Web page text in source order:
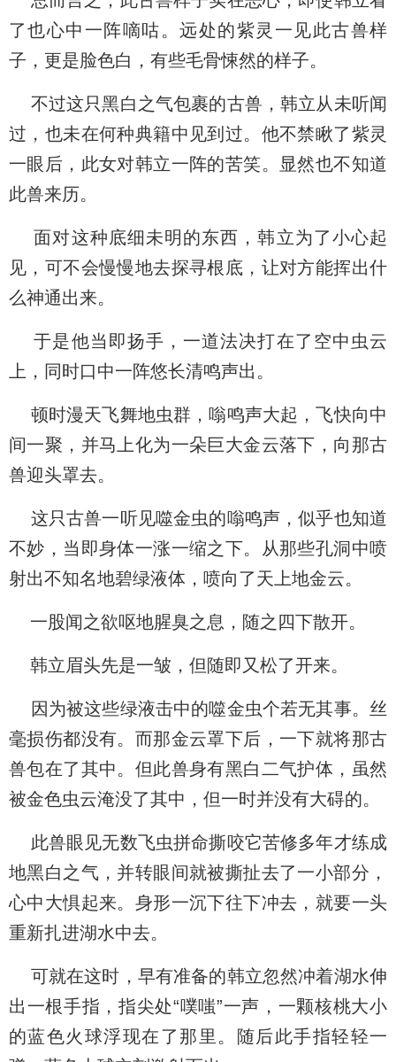
了也心中一阵嘀咕。远处的紫灵一见此古兽样
子，更是脸色白，有些毛骨悚然的样子。
不过这只黑白之气包裹的古兽，韩立从未听闻
过，也未在何种典籍中见到过。他不禁瞅了紫灵
一眼后，此女对韩立一阵的苦笑。显然也不知道
此兽来历。
面对这种底细未明的东西，韩立为了小心起
见，可不会慢慢地去探寻根底，让对方能挥出什
么神通出来。
于是他当即扬手，一道法决打在了空中虫云
上，同时口中一阵悠长清鸣声出。
顿时漫天飞舞地虫群，嗡鸣声大起，飞快向中
间一聚，并马上化为一朵巨大金云落下，向那古
兽迎头罩去。
这只古兽一听见噬金虫的嗡鸣声，似乎也知道
不妙，当即身体一涨一缩之下。从那些孔洞中喷
射出不知名地碧绿液体，喷向了天上地金云。
一股闻之欲呕地腥臭之息，随之四下散开。
韩立眉头先是一皱，但随即又松了开来。
因为被这些绿液击中的噬金虫个若无其事。丝
毫损伤都没有。而那金云罩下后，一下就将那古
兽包在了其中。但此兽身有黑白二气护体，虽然
被金色虫云淹没了其中，但一时并没有大碍的。
此兽眼见无数飞虫拼命撕咬它苦修多年才练成
地黑白之气，并转眼间就被撕扯去了一小部分，
心中大惧起来。身形一沉下往下冲去，就要一头
重新扎进湖水中去。
可就在这时，早有准备的韩立忽然冲着湖水伸
出一根手指，指尖处“噗嗤”一声，一颗核桃大小
的蓝色火球浮现在了那里。随后此手指轻轻一